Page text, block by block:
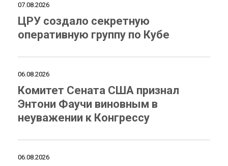
07.08.2026
ЦРУ создало секретную
оперативную группу по Кубе
06.08.2026
Комитет Сената США признал
Энтони Фаучи виновным в
неуважении к Конгрессу
06.08.2026